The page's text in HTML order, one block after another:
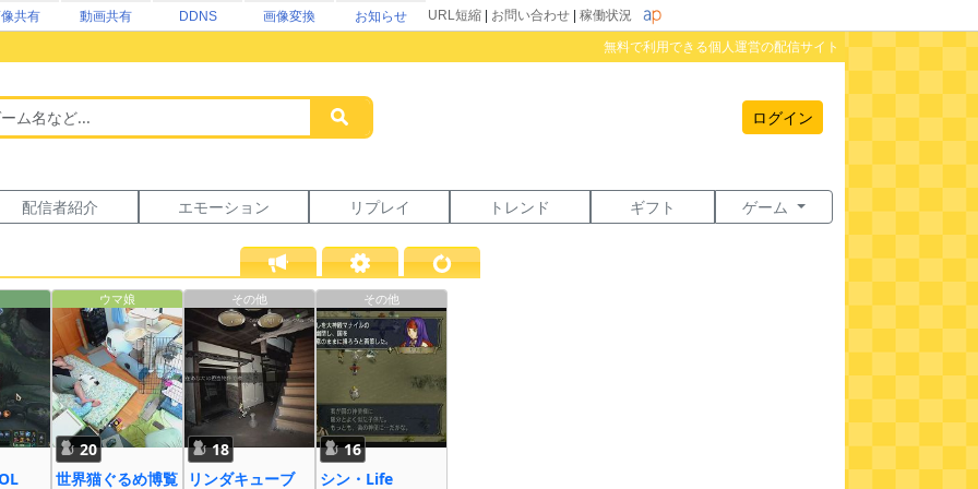
共有 動画共有 DDNS 画像変換 お知らせ URL短縮 お問い合わせ 稼働状況
無料で利用できる個人運営の配信サイト
ログイン
配信者紹介 エモーション リプレイ トレンド ギフト ゲーム
ウマ娘
20
世界猫ぐるめ博覧
その他
18
リンダキューブ
その他
16
シン・Life